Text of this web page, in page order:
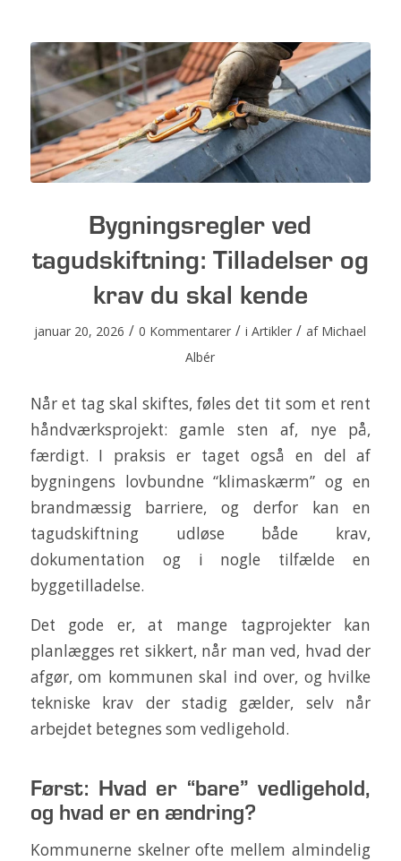
Bygningsregler ved
tagudskiftning: Tilladelser og
krav du skal kende
januar 20, 2026 / 0 Kommentarer / iArtikler / af Michael
Albér
Når et tag skal skiftes, føles det tit som et rent
håndværksprojekt: gamle sten af, nye på,
færdigt. I praksis er taget også en del af
bygningens lovbundne “klimaskærm” og en
brandmæssig barriere, og derfor kan en
tagudskiftning udløse både krav,
dokumentation og i nogle tilfælde en
byggetilladelse.
Det gode er, at mange tagprojekter kan
planlægges ret sikkert, når man ved, hvad der
afgør, om kommunen skal ind over, og hvilke
tekniske krav der stadig gælder, selv når
arbejdet betegnes som vedligehold.
Først: Hvad er “bare” vedligehold,
og hvad er en ændring?
Kommunerne skelner ofte mellem almindelig